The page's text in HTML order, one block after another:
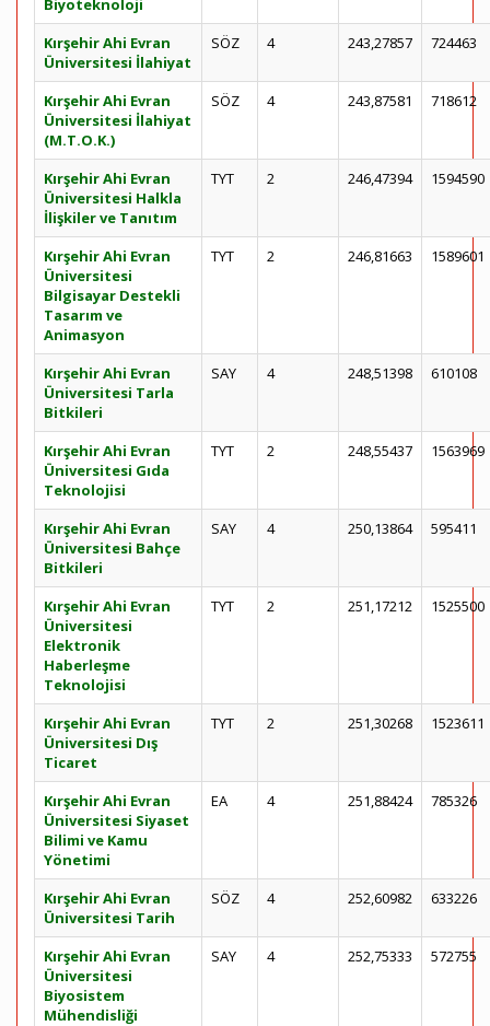
Biyoteknoloji
Kırşehir Ahi Evran
Üniversitesi İlahiyat
SÖZ 4 243,27857 724463
Kırşehir Ahi Evran
Üniversitesi İlahiyat
(M.T.O.K.)
SÖZ 4 243,87581 718612
Kırşehir Ahi Evran
Üniversitesi Halkla
İlişkiler ve Tanıtım
TYT 2 246,47394 1594590
Kırşehir Ahi Evran
Üniversitesi
Bilgisayar Destekli
Tasarım ve
Animasyon
TYT 2 246,81663 1589601
Kırşehir Ahi Evran
Üniversitesi Tarla
Bitkileri
SAY 4 248,51398 610108
Kırşehir Ahi Evran
Üniversitesi Gıda
Teknolojisi
TYT 2 248,55437 1563969
Kırşehir Ahi Evran
Üniversitesi Bahçe
Bitkileri
SAY 4 250,13864 595411
Kırşehir Ahi Evran
Üniversitesi
Elektronik
Haberleşme
Teknolojisi
TYT 2 251,17212 1525500
Kırşehir Ahi Evran
Üniversitesi Dış
Ticaret
TYT 2 251,30268 1523611
Kırşehir Ahi Evran
Üniversitesi Siyaset
Bilimi ve Kamu
Yönetimi
EA 4 251,88424 785326
Kırşehir Ahi Evran
Üniversitesi Tarih
SÖZ 4 252,60982 633226
Kırşehir Ahi Evran
Üniversitesi
Biyosistem
Mühendisliği
SAY 4 252,75333 572755